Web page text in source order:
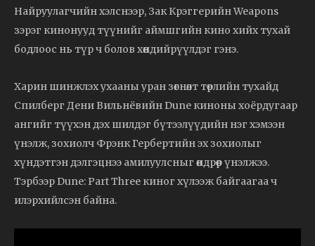
Найруулагчийн хэлснээр, Зак Крэггерийн Weapons
зэрэг кинонууд түүнийг аймшгийн кино хийх тухай
бодлоос нь түр ч болов хөндийрүүлдэг гэнэ.
Харин шинжлэх ухааны уран зөгнөлт төрлийн тухайд
Спилберг Дени Вильнёвийн Dune киноны хоёрдугаар
ангийг түүхэн дэх шилдэг бүтээлүүдийн нэг хэмээн
үнэлж, зохиолч Фрэнк Гербертийн эх зохиолыг
хүндэтгэн дэлгэцнээ амилуулсныг өндрөөр үнэлжээ.
Тэрбээр Dune: Part Three киног хүлээж байгаагаа ч
илэрхийлсэн байна.